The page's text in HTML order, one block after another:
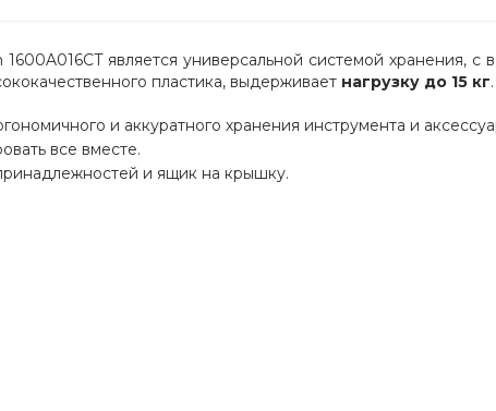
является универсальной системой хранения, с
пластика, выдерживает нагрузку до 15 кг
и аккуратного хранения инструмента и
все вместе.
и ящик на крышку.